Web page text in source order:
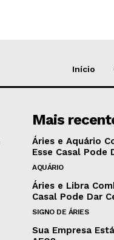
Início
Mais
Áries e Aquário
Esse Casal Pode
AQUÁRIO
Áries e Libra
Casal Pode Dar
SIGNO DE ÁRIES
Sua Empresa